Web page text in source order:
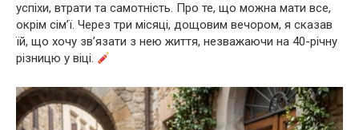
успіхи, втрати та самотність. Про те, що можна мати все,
окрім сім’ї. Через три місяці, дощовим вечором, я сказав
їй, що хочу зв’язати з нею життя, незважаючи на 40-річну
різницю у віці.